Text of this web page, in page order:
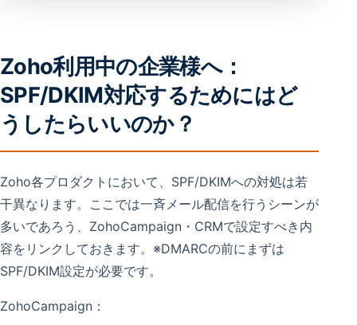
Zoho利用中の企業様へ：
SPF/DKIM対応するためにはど
うしたらいいのか？
Zoho各プロダクトにおいて、SPF/DKIMへの対処は若
干異なります。ここでは一斉メール配信を行うシーンが
多いであろう、ZohoCampaign・CRMで設定すべき内
容をリンクしておきます。※DMARCの前にまずは
SPF/DKIM設定が必要です。
ZohoCampaign：